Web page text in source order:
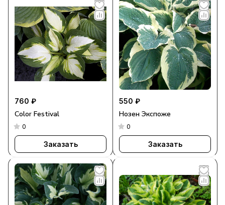
760 ₽
Color Festival
0
Заказать
550 ₽
Нозен Экспоже
0
Заказать